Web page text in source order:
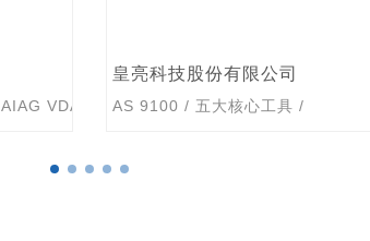
和大工業股份有限公司
ISO 9001:2015/ISO 14001:2015